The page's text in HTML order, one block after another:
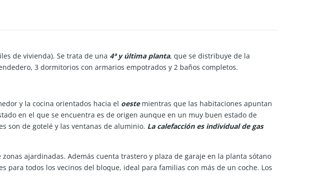
de vivienda). Se trata de una 4ª y última planta, que se distribuye de la
3 dormitorios con armarios empotrados y 2 baños completos.
y la cocina orientados hacia el oestemientras que las habitaciones apuntan
en el que se encuentra es de origen aunque en un muy buen estado de
son de gotelé y las ventanas de aluminio. La calefacción es individual de gas
ajardinadas. Además cuenta trastero y plaza de garaje en la planta sótano
todos los vecinos del bloque, ideal para familias con más de un coche. Los